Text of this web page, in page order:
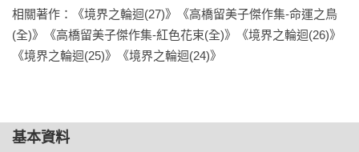
相關著作：《境界之輪迴(27)》《高橋留美子傑作集-命運之鳥
(全)》《高橋留美子傑作集-紅色花束(全)》《境界之輪迴(26)》
《境界之輪迴(25)》《境界之輪迴(24)》
基本資料